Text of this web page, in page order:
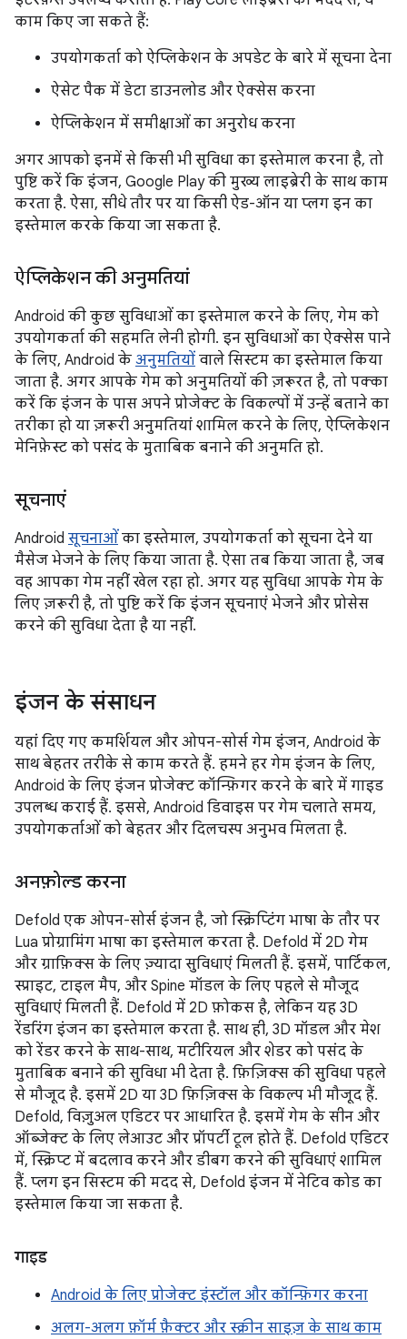
काम किए जा सकते हैं:
उपयोगकर्ता को ऐप्लिकेशन के अपडेट के बारे में सूचना देना
ऐसेट पैक में डेटा डाउनलोड और ऐक्सेस करना
ऐप्लिकेशन में समीक्षाओं का अनुरोध करना
अगर आपको इनमें से किसी भी सुविधा का इस्तेमाल करना है, तो
पुष्टि करें कि इंजन, Google Play की मुख्य लाइब्रेरी के साथ काम
करता है. ऐसा, सीधे तौर पर या किसी ऐड-ऑन या प्लग इन का
इस्तेमाल करके किया जा सकता है.
ऐप्लिकेशन की अनुमतियां
Android की कुछ सुविधाओं का इस्तेमाल करने के लिए, गेम को
उपयोगकर्ता की सहमति लेनी होगी. इन सुविधाओं का ऐक्सेस पाने
के लिए, Android के अनुमतियों वाले सिस्टम का इस्तेमाल किया
जाता है. अगर आपके गेम को अनुमतियों की ज़रूरत है, तो पक्का
करें कि इंजन के पास अपने प्रोजेक्ट के विकल्पों में उन्हें बताने का
तरीका हो या ज़रूरी अनुमतियां शामिल करने के लिए, ऐप्लिकेशन
मेनिफ़ेस्ट को पसंद के मुताबिक बनाने की अनुमति हो.
सूचनाएं
Android सूचनाओं का इस्तेमाल, उपयोगकर्ता को सूचना देने या
मैसेज भेजने के लिए किया जाता है. ऐसा तब किया जाता है, जब
वह आपका गेम नहीं खेल रहा हो. अगर यह सुविधा आपके गेम के
लिए ज़रूरी है, तो पुष्टि करें कि इंजन सूचनाएं भेजने और प्रोसेस
करने की सुविधा देता है या नहीं.
इंजन के संसाधन
यहां दिए गए कमर्शियल और ओपन-सोर्स गेम इंजन, Android के
साथ बेहतर तरीके से काम करते हैं. हमने हर गेम इंजन के लिए,
Android के लिए इंजन प्रोजेक्ट कॉन्फ़िगर करने के बारे में गाइड
उपलब्ध कराई हैं. इससे, Android डिवाइस पर गेम चलाते समय,
उपयोगकर्ताओं को बेहतर और दिलचस्प अनुभव मिलता है.
अनफ़ोल्ड करना
Defold एक ओपन-सोर्स इंजन है, जो स्क्रिप्टिंग भाषा के तौर पर
Lua प्रोग्रामिंग भाषा का इस्तेमाल करता है. Defold में 2D गेम
और ग्राफ़िक्स के लिए ज़्यादा सुविधाएं मिलती हैं. इसमें, पार्टिकल,
स्प्राइट, टाइल मैप, और Spine मॉडल के लिए पहले से मौजूद
सुविधाएं मिलती हैं. Defold में 2D फ़ोकस है, लेकिन यह 3D
रेंडरिंग इंजन का इस्तेमाल करता है. साथ ही, 3D मॉडल और मेश
को रेंडर करने के साथ-साथ, मटीरियल और शेडर को पसंद के
मुताबिक बनाने की सुविधा भी देता है. फ़िज़िक्स की सुविधा पहले
से मौजूद है. इसमें 2D या 3D फ़िज़िक्स के विकल्प भी मौजूद हैं.
Defold, विज़ुअल एडिटर पर आधारित है. इसमें गेम के सीन और
ऑब्जेक्ट के लिए लेआउट और प्रॉपर्टी टूल होते हैं. Defold एडिटर
में, स्क्रिप्ट में बदलाव करने और डीबग करने की सुविधाएं शामिल
हैं. प्लग इन सिस्टम की मदद से, Defold इंजन में नेटिव कोड का
इस्तेमाल किया जा सकता है.
गाइड
Android के लिए प्रोजेक्ट इंस्टॉल और कॉन्फ़िगर करना
अलग-अलग फ़ॉर्म फ़ैक्टर और स्क्रीन साइज़ के साथ काम